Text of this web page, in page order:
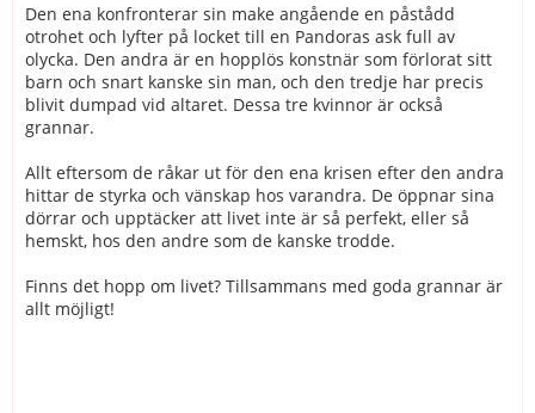
Den ena konfronterar sin make angående en påstådd
otrohet och lyfter på locket till en Pandoras ask full av
olycka. Den andra är en hopplös konstnär som förlorat sitt
barn och snart kanske sin man, och den tredje har precis
blivit dumpad vid altaret. Dessa tre kvinnor är också
grannar.
Allt eftersom de råkar ut för den ena krisen efter den andra
hittar de styrka och vänskap hos varandra. De öppnar sina
dörrar och upptäcker att livet inte är så perfekt, eller så
hemskt, hos den andre som de kanske trodde.
Finns det hopp om livet? Tillsammans med goda grannar är
allt möjligt!